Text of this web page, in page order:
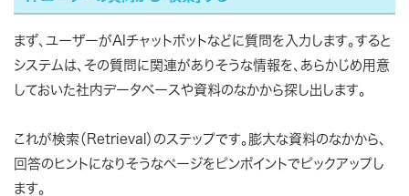
まず、ユーザーがAIチャットボットなどに質問を入力します。すると
システムは、その質問に関連がありそうな情報を、あらかじめ用意
しておいた社内データベースや資料のなかから探し出します。
これが検索（Retrieval）のステップです。膨大な資料のなかから、
回答のヒントになりそうなページをピンポイントでピックアップし
ます。